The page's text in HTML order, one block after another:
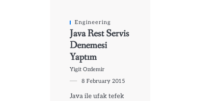
Engineering
Java Rest Servis
Denemesi
Yaptım
Yigit Ozdemir
8 February 2015
Java ile ufak tefek